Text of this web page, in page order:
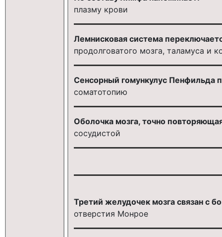
плазму крови
Лемнисковая система
продолговатого мозга, таламуса и
Сенсорный гомункулус Пенфильда
соматотопию
Оболочка мозга, точно
сосудистой
Третий желудочек мозга связан с
отверстия Монрое